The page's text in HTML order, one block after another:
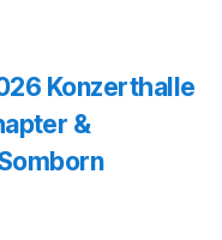
Konzerthalle
&